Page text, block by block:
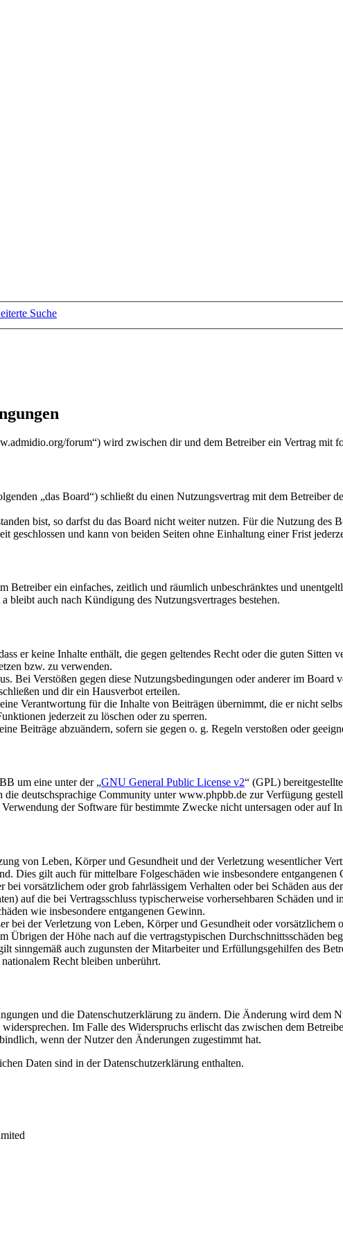
Suche
forum“) wird zwischen dir und dem Betreiber ein Vertrag mit
„das Board“) schließt du einen Nutzungsvertrag mit dem Betreiber
bist, so darfst du das Board nicht weiter nutzen. Für die Nutzung des
geschlossen und kann von beiden Seiten ohne Einhaltung einer Frist
Betreiber ein einfaches, zeitlich und räumlich unbeschränktes und
bleibt auch nach Kündigung des Nutzungsvertrages bestehen.
er keine Inhalte enthält, die gegen geltendes Recht oder die guten Sitten
bzw. zu verwenden.
Bei Verstößen gegen diese Nutzungsbedingungen oder anderer im
und dir ein Hausverbot erteilen.
Verantwortung für die Inhalte von Beiträgen übernimmt, die er nicht
jederzeit zu löschen oder zu sperren.
Beiträge abzuändern, sofern sie gegen o. g. Regeln verstoßen oder
um eine unter der „GNU General Public License v2“ (GPL)
die deutschsprachige Community unter www.phpbb.de zur Verfügung
der Software für bestimmte Zwecke nicht untersagen oder auf
von Leben, Körper und Gesundheit und der Verletzung wesentlicher
Dies gilt auch für mittelbare Folgeschäden wie insbesondere entgangenen
bei vorsätzlichem oder grob fahrlässigem Verhalten oder bei Schäden aus
auf die bei Vertragsschluss typischerweise vorhersehbaren Schäden und
wie insbesondere entgangenen Gewinn.
bei der Verletzung von Leben, Körper und Gesundheit oder vorsätzlichem
Übrigen der Höhe nach auf die vertragstypischen Durchschnittsschäden
sinngemäß auch zugunsten der Mitarbeiter und Erfüllungsgehilfen des
Recht bleiben unberührt.
und die Datenschutzerklärung zu ändern. Die Änderung wird dem
Im Falle des Widerspruchs erlischt das zwischen dem
wenn der Nutzer den Änderungen zugestimmt hat.
Daten sind in der Datenschutzerklärung enthalten.